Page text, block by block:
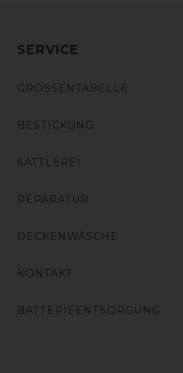
SERVICE
GRÖSSENTABELLE
BESTICKUNG
SATTLEREI
REPARATUR
DECKENWÄSCHE
KONTAKT
BATTERIEENTSORGUNG